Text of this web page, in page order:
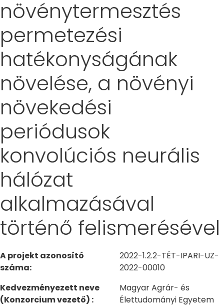
növénytermesztés
permetezési
hatékonyságának
növelése, a növényi
növekedési
periódusok
konvolúciós neurális
hálózat
alkalmazásával
történő felismerésével
A projekt azonosító
száma:
2022-1.2.2-TÉT-IPARI-UZ-
2022-00010
Kedvezményezett neve
(Konzorcium vezető) :
Magyar Agrár- és
Élettudományi Egyetem